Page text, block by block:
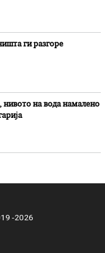
ги разгоре
нивото на вода намалено
-2026